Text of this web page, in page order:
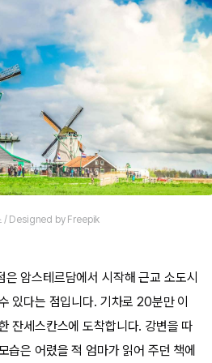
/ Designed by Freepik
암스테르담에서 시작해 근교 소도시
있다는 점입니다. 기차로 20분만 이
잔세스칸스에 도착합니다. 강변을 따
습은 어렸을 적 엄마가 읽어 주던 책에